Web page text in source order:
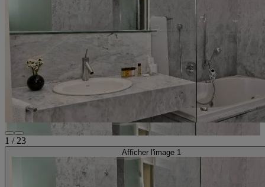
1 / 23
Afficher l'image 1